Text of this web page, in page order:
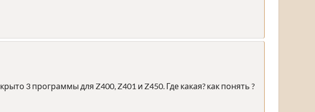
3 программы для Z400, Z401 и Z450. Где какая? как понять ?